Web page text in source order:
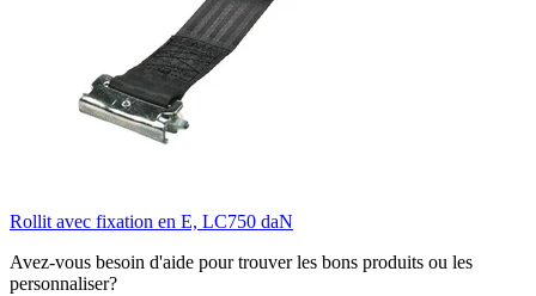
Rollit avec fixation en E, LC750 daN
Avez-vous besoin d'aide pour trouver les bons produits ou les
personnaliser?